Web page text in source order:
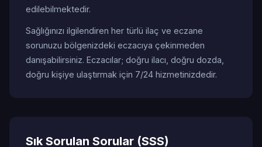
edilebilmektedir.
Sağlığınızı ilgilendiren her türlü ilaç ve eczane
sorunuzu bölgenizdeki eczacıya çekinmeden
danışabilirsiniz. Eczacılar; doğru ilacı, doğru dozda,
doğru kişiye ulaştırmak için 7/24 hizmetinizdedir.
Sık Sorulan Sorular (SSS)